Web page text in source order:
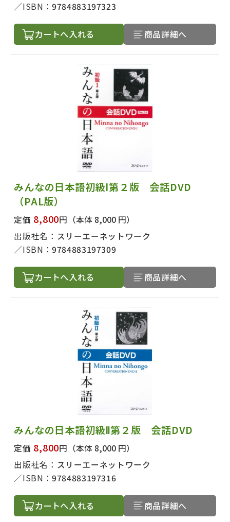
ISBN：9784883197323
カートへ入れる 商品詳細へ
みんなの日本語初級Ⅰ第２版 会話DVD
（PAL版）
定価 8,800円 （本体 8,000 円）
出版社名： スリーエーネットワーク
ISBN：9784883197309
カートへ入れる 商品詳細へ
みんなの日本語初級Ⅱ第２版 会話DVD
定価 8,800円 （本体 8,000 円）
出版社名： スリーエーネットワーク
ISBN：9784883197316
カートへ入れる 商品詳細へ